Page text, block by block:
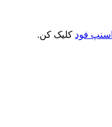
اسنپ فود کلیک کن.